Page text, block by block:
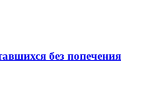
без попечения